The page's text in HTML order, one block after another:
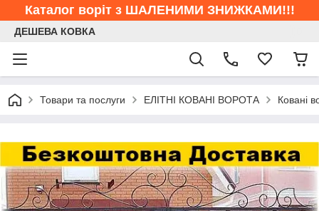
Каталог воріт з ШАЛЕНИМИ ЗНИЖКАМИ!!!
ДЕШЕВА КОВКА
Товари та послуги ЕЛІТНІ КОВАНІ ВОРОТА Ковані